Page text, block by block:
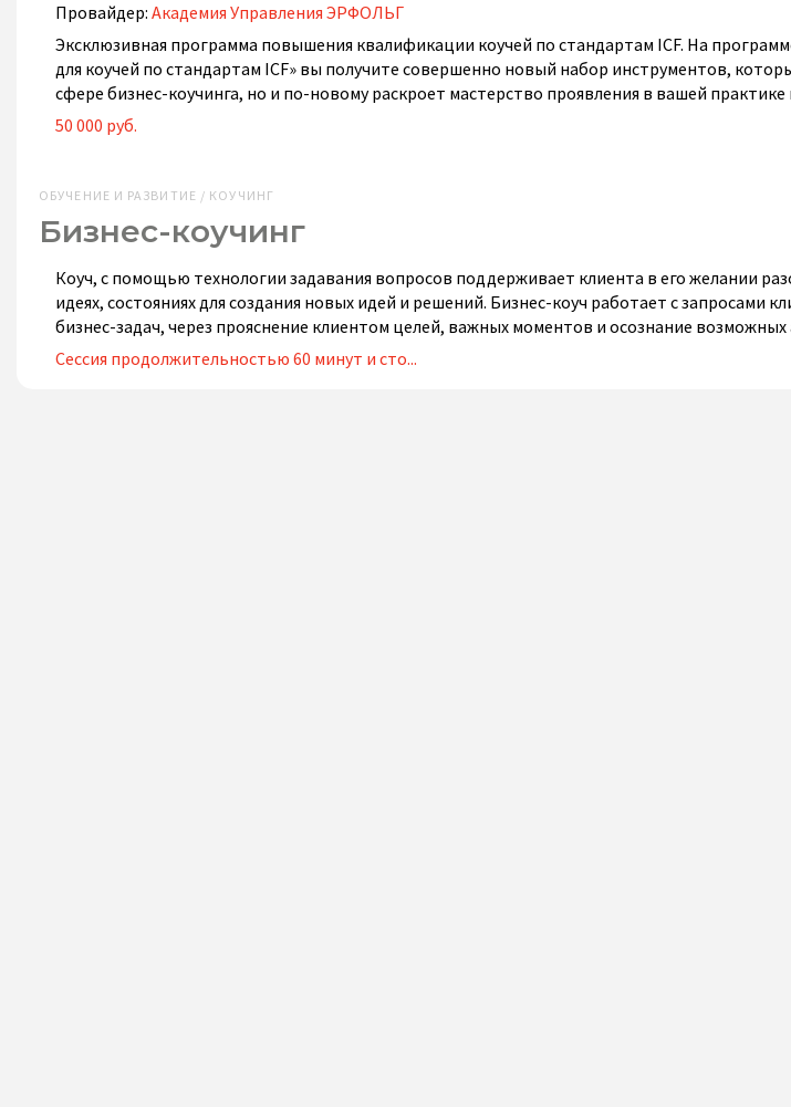
Провайдер: Академия Управления ЭРФОЛЬГ
Эксклюзивная программа повышения квалификации коучей по стандартам ICF. На
для коучей по стандартам ICF» вы получите совершенно новый набор инструментов,
сфере бизнес-коучинга, но и по-новому раскроет мастерство проявления в вашей
50 000 руб.
ОБУЧЕНИЕ И РАЗВИТИЕ / КОУЧИНГ
Бизнес-коучинг
Коуч, с помощью технологии задавания вопросов поддерживает клиента в его желании
идеях, состояниях для создания новых идей и решений. Бизнес-коуч работает с запросами
бизнес-задач, через прояснение клиентом целей, важных моментов и осознание
Сессия продолжительностью 60 минут и сто...